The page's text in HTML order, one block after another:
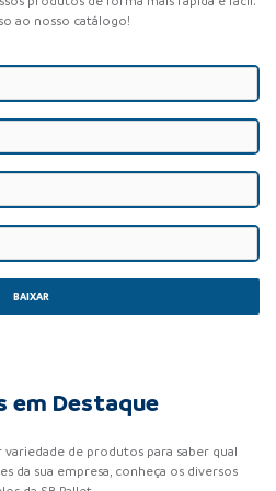
ao nosso catálogo!
BAIXAR
em Destaque
de produtos para saber qual
da sua empresa, conheça os diversos